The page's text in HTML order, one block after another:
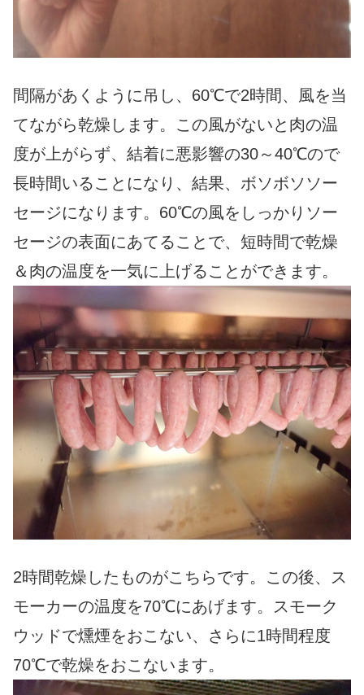
間隔があくように吊し、60℃で2時間、風を当
てながら乾燥します。この風がないと肉の温
度が上がらず、結着に悪影響の30～40℃ので
長時間いることになり、結果、ボソボソソー
セージになります。60℃の風をしっかりソー
セージの表面にあてることで、短時間で乾燥
＆肉の温度を一気に上げることができます。
2時間乾燥したものがこちらです。この後、ス
モーカーの温度を70℃にあげます。スモーク
ウッドで燻煙をおこない、さらに1時間程度
70℃で乾燥をおこないます。